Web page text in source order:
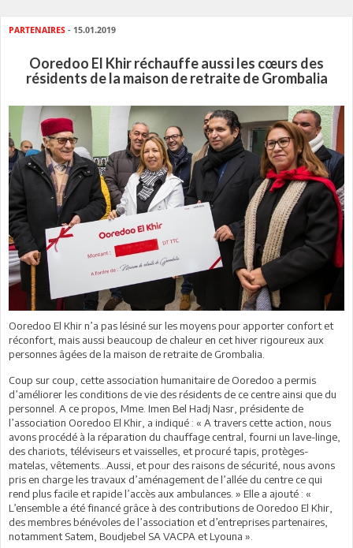
PARTENAIRES - 15.01.2019
Ooredoo El Khir réchauffe aussi les cœurs des
résidents de la maison de retraite de Grombalia
Ooredoo El Khir n’a pas lésiné sur les moyens pour apporter confort et
réconfort, mais aussi beaucoup de chaleur en cet hiver rigoureux aux
personnes âgées de la maison de retraite de Grombalia.
Coup sur coup, cette association humanitaire de Ooredoo a permis
d’améliorer les conditions de vie des résidents de ce centre ainsi que du
personnel. A ce propos, Mme. Imen Bel Hadj Nasr, présidente de
l’association Ooredoo El Khir, a indiqué : « A travers cette action, nous
avons procédé à la réparation du chauffage central, fourni un lave-linge,
des chariots, téléviseurs et vaisselles, et procuré tapis, protèges-
matelas, vêtements...Aussi, et pour des raisons de sécurité, nous avons
pris en charge les travaux d’aménagement de l’allée du centre ce qui
rend plus facile et rapide l’accès aux ambulances. » Elle a ajouté : «
L’ensemble a été financé grâce à des contributions de Ooredoo El Khir,
des membres bénévoles de l’association et d’entreprises partenaires,
notamment Satem, Boudjebel SA VACPA et Lyouna ».